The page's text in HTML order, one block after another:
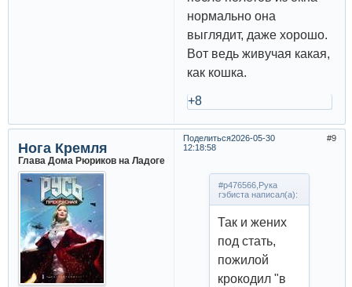
нормально она
выглядит, даже хорошо.
Вот ведь живучая какая,
как кошка.
+8
Поделиться 9
2026-05-30
12:18:58
Нога Кремля
Глава Дома Рюриков на Ладоге
#p476566,Рука
гэбиста написал(а):
Так и жених
под стать,
пожилой
крокодил "в